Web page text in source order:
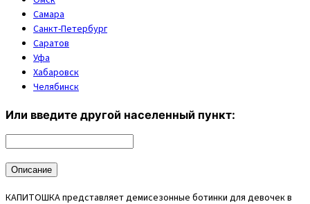
Самара
Санкт-Петербург
Саратов
Уфа
Хабаровск
Челябинск
Или введите другой населенный пункт:
Описание
КАПИТОШКА представляет демисезонные ботинки для девочек в